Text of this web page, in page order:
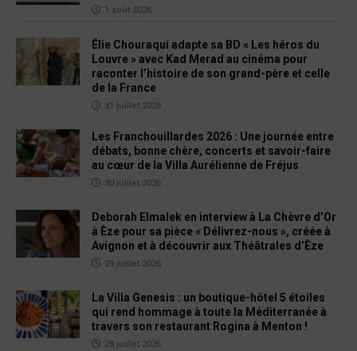
1 août 2026
Élie Chouraqui adapte sa BD « Les héros du
Louvre » avec Kad Merad au cinéma pour
raconter l’histoire de son grand-père et celle
de la France
31 juillet 2026
Les Franchouillardes 2026 : Une journée entre
débats, bonne chère, concerts et savoir-faire
au cœur de la Villa Aurélienne de Fréjus
30 juillet 2026
Deborah Elmalek en interview à La Chèvre d’Or
à Èze pour sa pièce « Délivrez-nous », créée à
Avignon et à découvrir aux Théâtrales d’Èze
29 juillet 2026
La Villa Genesis : un boutique-hôtel 5 étoiles
qui rend hommage à toute la Méditerranée à
travers son restaurant Rogina à Menton !
28 juillet 2026